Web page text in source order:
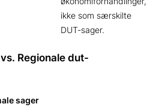
ikke som særskilte
DUT-sager.
Regionale dut-
sager